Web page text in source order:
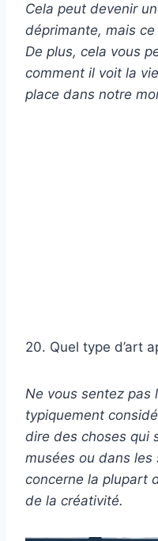
Cela peut devenir
déprimante, mais ce
De plus, cela vous
comment il voit la
place dans notre
20. Quel type d’art
Ne vous sentez pas
typiquement
dire des choses qui
musées ou dans les
concerne la plupart
de la créativité.